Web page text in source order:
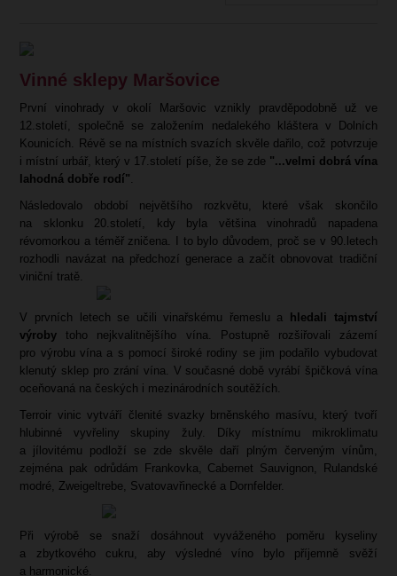
Vinné sklepy Maršovice
První vinohrady v okolí Maršovic vznikly pravděpodobně už ve
12.století, společně se založením nedalekého kláštera v Dolních
Kounicích. Révě se na místních svazích skvěle dařilo, což potvrzuje
i místní urbář, který v 17.století píše, že se zde "...velmi dobrá vína
lahodná dobře rodí".
Následovalo období největšího rozkvětu, které však skončilo
na sklonku 20.století, kdy byla většina vinohradů napadena
révomorkou a téměř zničena. I to bylo důvodem, proč se v 90.letech
rozhodli navázat na předchozí generace a začít obnovovat tradiční
viniční tratě.
V prvních letech se učili vinařskému řemeslu a
hledali tajmství
výrobytoho nejkvalitnějšího vína. Postupně rozšiřovali zázemí
pro výrobu vína a s pomocí široké rodiny se jim podařilo vybudovat
klenutý sklep pro zrání vína. V současné době vyrábí špičková vína
oceňovaná na českých i mezinárodních soutěžích.
Terroir vinic vytváří členité svazky brněnského masívu, který tvoří
hlubinné vyvřeliny skupiny žuly. Díky místnímu mikroklimatu
a jílovitému podloží se zde skvěle daří plným červeným vínům,
zejména pak odrůdám Frankovka, Cabernet Sauvignon, Rulandské
modré, Zweigeltrebe, Svatovavřinecké a Dornfelder.
Při výrobě se snaží dosáhnout vyváženého poměru kyseliny
a zbytkového cukru, aby výsledné víno bylo příjemně svěží
a harmonické.